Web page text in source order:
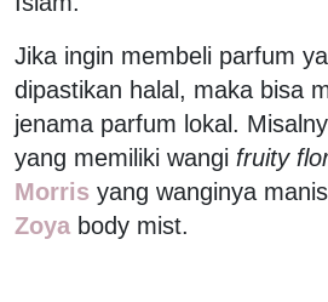
Jika ingin membeli parfum
dipastikan halal, maka bisa
jenama parfum lokal.
yang memiliki wangi fruity
Morris yang wanginya
Zoya body mist.